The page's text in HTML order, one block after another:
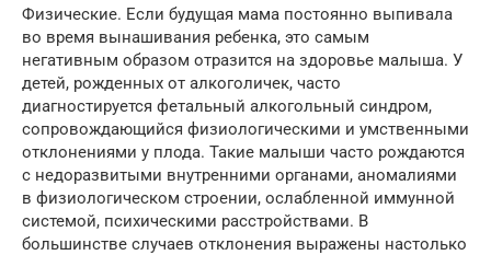
Физические. Если будущая мама постоянно выпивала
во время вынашивания ребенка, это самым
негативным образом отразится на здоровье малыша. У
детей, рожденных от алкоголичек, часто
диагностируется фетальный алкогольный синдром,
сопровождающийся физиологическими и умственными
отклонениями у плода. Такие малыши часто рождаются
с недоразвитыми внутренними органами, аномалиями
в физиологическом строении, ослабленной иммунной
системой, психическими расстройствами. В
большинстве случаев отклонения выражены настолько